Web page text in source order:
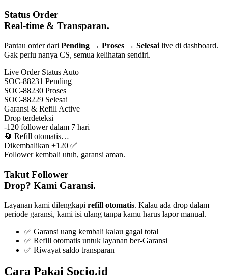
Status Order
Real-time & Transparan.
Pantau order dari Pending → Proses → Selesai live di dashboard.
Gak perlu nanya CS, semua kelihatan sendiri.
Live Order Status Auto
SOC-88231 Pending
SOC-88230 Proses
SOC-88229 Selesai
Garansi & Refill Active
Drop terdeteksi
-120 follower dalam 7 hari
🔄 Refill otomatis…
Dikembalikan +120 ✅
Follower kembali utuh, garansi aman.
Takut Follower
Drop? Kami Garansi.
Layanan kami dilengkapi refill otomatis. Kalau ada drop dalam
periode garansi, kami isi ulang tanpa kamu harus lapor manual.
✅ Garansi uang kembali kalau gagal total
✅ Refill otomatis untuk layanan ber-Garansi
✅ Riwayat saldo transparan
Cara Pakai Socio.id